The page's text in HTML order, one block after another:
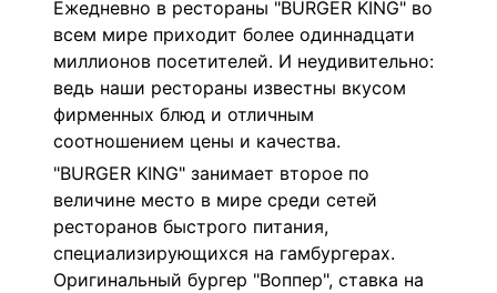
Ежедневно в рестораны "BURGER KING" во
всем мире приходит более одиннадцати
миллионов посетителей. И неудивительно:
ведь наши рестораны известны вкусом
фирменных блюд и отличным
соотношением цены и качества.
"BURGER KING" занимает второе по
величине место в мире среди сетей
ресторанов быстрого питания,
специализирующихся на гамбургерах.
Оригинальный бургер "Воппер", ставка на